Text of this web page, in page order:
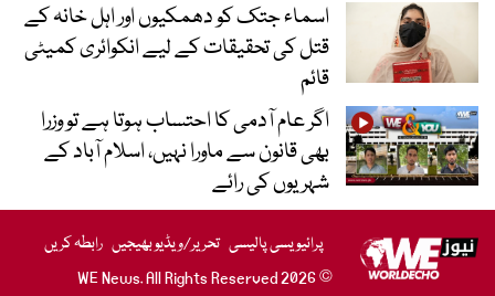
اسماء جتک کو دھمکیوں اور اہل خانہ کے
قتل کی تحقیقات کے لیے انکوائری کمیٹی
قائم
اگر عام آدمی کا احتساب ہوتا ہے تو وزرا
بھی قانون سے ماورا نہیں، اسلام آباد کے
شہریوں کی رائے
پرائیویسی پالیسی تحریر/ویڈیو بھیجیں رابطہ کریں
© 2026 WE News. All Rights Reserved